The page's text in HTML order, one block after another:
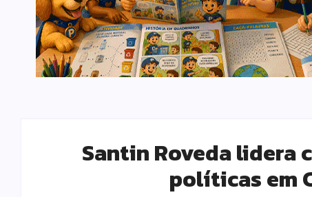
Santin Roveda lidera
políticas em